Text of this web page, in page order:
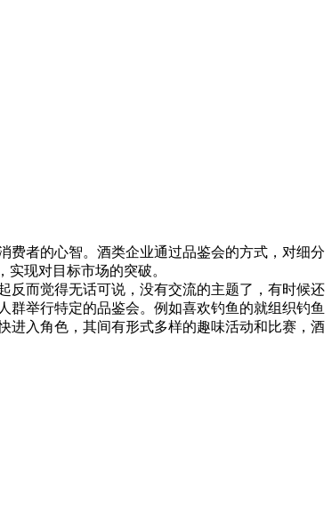
者的心智。酒类企业通过品鉴会的方式，对细分
现对目标市场的突破。
而觉得无话可说，没有交流的主题了，有时候还
举行特定的品鉴会。例如喜欢钓鱼的就组织钓鱼
进入角色，其间有形式多样的趣味活动和比赛，酒